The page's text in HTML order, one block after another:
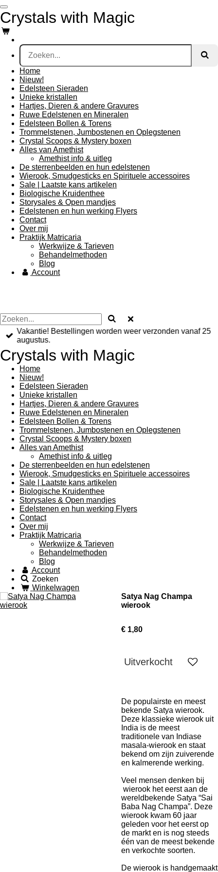
Ga
direct
naar
de
hoofdinhoud
Crystals with Magic
Home
Nieuw!
Edelsteen Sieraden
Unieke kristallen
Hartjes, Dieren & andere Gravures
Ruwe Edelstenen en Mineralen
Edelsteen Bollen & Torens
Trommelstenen, Jumbostenen en Oplegstenen
Crystal Scoops & Mystery boxen
Alles van Amethist
Amethist info & uitleg
De sterrenbeelden en hun edelstenen
Wierook, Smudgesticks en Spirituele accessoires
Sale | Laatste kans artikelen
Biologische Kruidenthee
Storysales & Open mandjes
Edelstenen en hun werking Flyers
Contact
Over mij
Praktijk Matricaria
Werkwijze & Tarieven
Behandelmethoden
Blog
Account
Vakantie! Bestellingen worden weer verzonden vanaf 25
augustus.
Crystals with Magic
Home
Nieuw!
Edelsteen Sieraden
Unieke kristallen
Hartjes, Dieren & andere Gravures
Ruwe Edelstenen en Mineralen
Edelsteen Bollen & Torens
Trommelstenen, Jumbostenen en Oplegstenen
Crystal Scoops & Mystery boxen
Alles van Amethist
Amethist info & uitleg
De sterrenbeelden en hun edelstenen
Wierook, Smudgesticks en Spirituele accessoires
Sale | Laatste kans artikelen
Biologische Kruidenthee
Storysales & Open mandjes
Edelstenen en hun werking Flyers
Contact
Over mij
Praktijk Matricaria
Werkwijze & Tarieven
Behandelmethoden
Blog
Account
Zoeken
Winkelwagen
Satya Nag Champa
wierook
€ 1,80
Uitverkocht
De populairste en meest
bekende Satya wierook.
Deze klassieke wierook uit
India is de meest
traditionele van Indiase
masala-wierook en staat
bekend om zijn zuiverende
en kalmerende werking.
Veel mensen denken bij
wierook het eerst aan de
wereldbekende Satya “Sai
Baba Nag Champa”. Deze
wierook kwam 60 jaar
geleden voor het eerst op
de markt en is nog steeds
één van de meest bekende
en verkochte soorten.
De wierook is handgemaakt